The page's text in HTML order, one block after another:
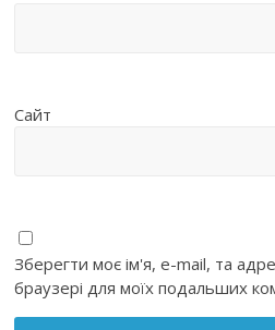
Сайт
Зберегти моє ім'я, e-mail, та
браузері для моїх подальших